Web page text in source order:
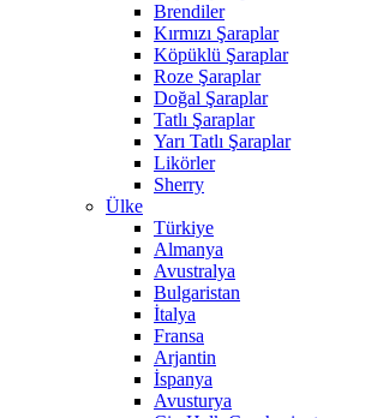
Brendiler
Kırmızı Şaraplar
Köpüklü Şaraplar
Roze Şaraplar
Doğal Şaraplar
Tatlı Şaraplar
Yarı Tatlı Şaraplar
Likörler
Sherry
Ülke
Türkiye
Almanya
Avustralya
Bulgaristan
İtalya
Fransa
Arjantin
İspanya
Avusturya